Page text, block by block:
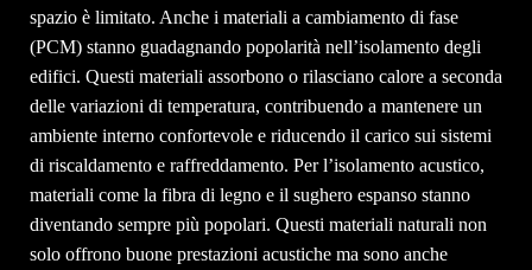
spazio è limitato. Anche i materiali a cambiamento di fase
(PCM) stanno guadagnando popolarità nell’isolamento degli
edifici. Questi materiali assorbono o rilasciano calore a seconda
delle variazioni di temperatura, contribuendo a mantenere un
ambiente interno confortevole e riducendo il carico sui sistemi
di riscaldamento e raffreddamento. Per l’isolamento acustico,
materiali come la fibra di legno e il sughero espanso stanno
diventando sempre più popolari. Questi materiali naturali non
solo offrono buone prestazioni acustiche ma sono anche